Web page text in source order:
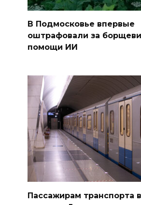
В Подмосковье впервые
оштрафовали за
помощи ИИ
Пассажирам транспорта